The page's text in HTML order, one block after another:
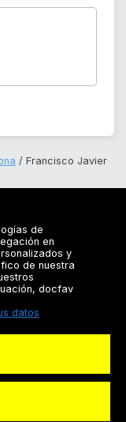
Francisco Javier
de
en
y
de nuestra
docfav
datos